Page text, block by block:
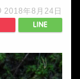
2018年8月24日